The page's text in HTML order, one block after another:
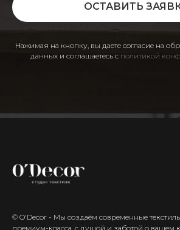
ОСТАВИТЬ
Нажимая на кнопку, вы даете согласие на
данных и соглашаетесь c политикой
© O'Decor - Мы создаём современные
премиум-класса, с душой и заботой о вашем